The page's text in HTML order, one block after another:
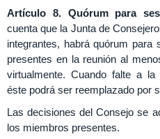
Artículo 8. Quórum para
cuenta que la Junta de
integrantes, habrá quórum para
presentes en la reunión al
virtualmente. Cuando falte a la
éste podrá ser reemplazado por
Las decisiones del Consejo se
los miembros presentes.